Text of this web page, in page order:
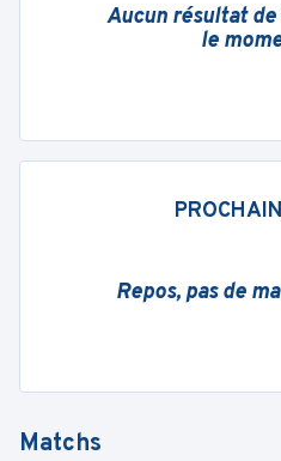
Aucun résultat
le
Repos, pas de
Matchs